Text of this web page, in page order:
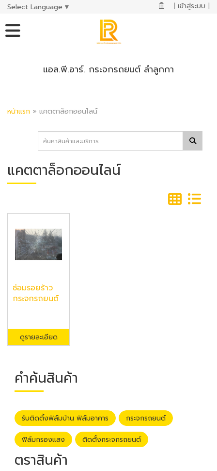
Select Language ▼ | เข้าสู่ระบบ |
แอล.พี.อาร์. กระจกรถยนต์ ลำลูกกา
หน้าแรก » แคตตาล็อกออนไลน์
แคตตาล็อกออนไลน์
ซ่อมรอยร้าว
กระจกรถยนต์
ดูรายละเอียด
คำค้นสินค้า
รับติดตั้งฟิล์มบ้าน ฟิล์มอาคาร กระจกรถยนต์
ฟิล์มกรองแสง ติดตั้งกระจกรถยนต์
ตราสินค้า